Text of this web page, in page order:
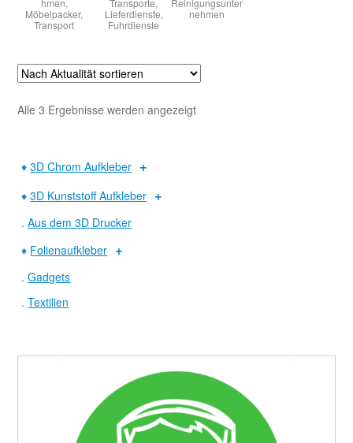
Widerruf
Möbelpacker,
Transport
Lieferdienste,
Fuhrdienste
nehmen
Alle 3 Ergebnisse werden angezeigtNach
♦3D Chrom Aufkleber
♦3D Kunststoff Aufkleber
.Aus dem 3D Drucker
♦ Folienaufkleber
.Gadgets
.Textilien